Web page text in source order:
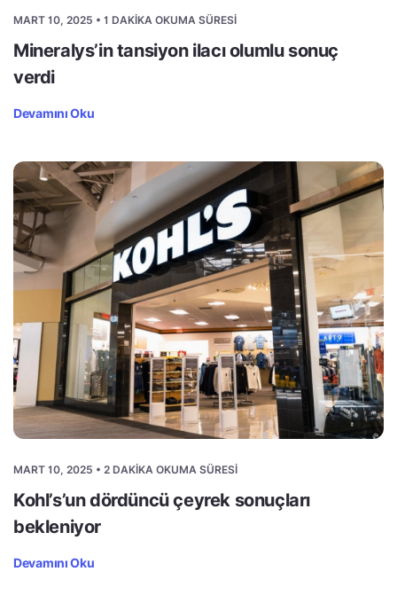
MART 10, 2025 • 1 DAKIKA OKUMA SÜRESI
Mineralys’in tansiyon ilacı olumlu sonuç
verdi
Devamını Oku
MART 10, 2025 • 2 DAKIKA OKUMA SÜRESI
Kohl’s’un dördüncü çeyrek sonuçları
bekleniyor
Devamını Oku